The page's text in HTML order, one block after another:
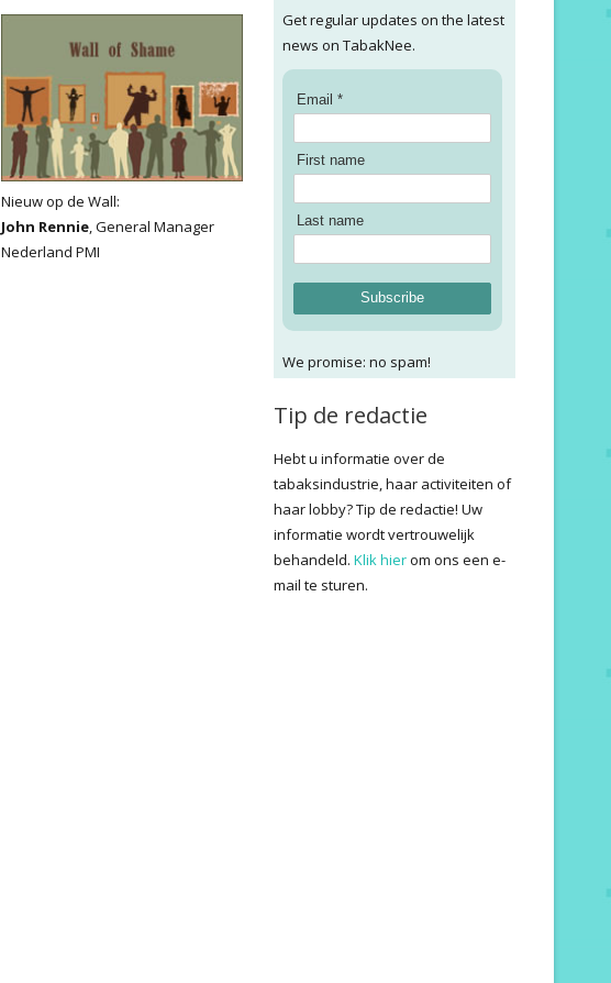
Nieuw op de Wall:
John Rennie, General Manager
Nederland PMI
Get regular updates on the latest
news on TabakNee.
Email *
First name
Last name
Subscribe
We promise: no spam!
Tip de redactie
Hebt u informatie over de
tabaksindustrie, haar activiteiten of
haar lobby? Tip de redactie! Uw
informatie wordt vertrouwelijk
behandeld.Klik hierom ons een e-
mail te sturen.